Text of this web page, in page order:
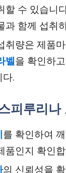
할 수 있습니
과 함께 섭취
취량은 제품
벨을 확인하
.
피루리나
를 확인하여
품인지 확인
의 신뢰성을